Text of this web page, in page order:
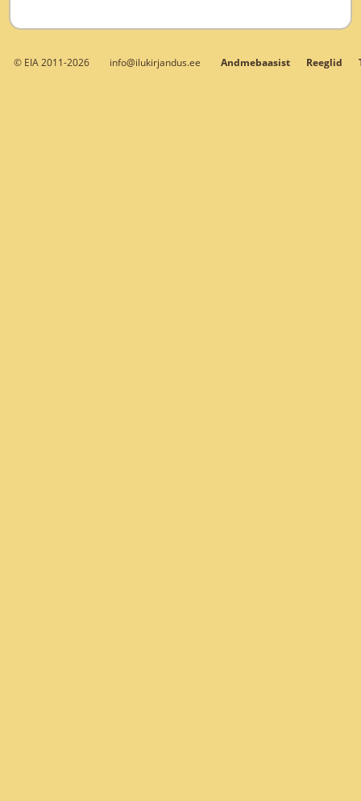
© EIA 2011-2026 info@ilukirjandus.ee Andmebaasist Reeglid